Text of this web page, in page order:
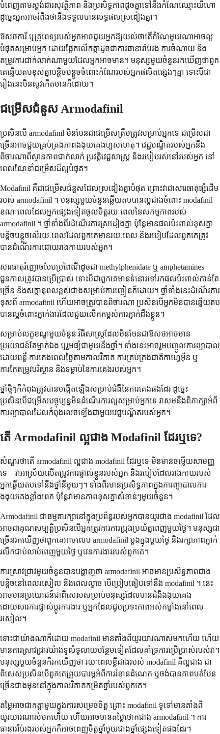
បំពេញតាមស្តង់ដារសុវត្ថិភាព និងប្រសិទ្ធភាពដូចគ្នាទៅនឹងកំណែឈ្មោះយីហោ
ដូច្នេះអ្នកអាចរំពឹងថានឹងទទួលបានលទ្ធផលស្រដៀងគ្នា។
ឱសថការី ឬគ្រូពេទ្យរបស់អ្នកអាចជួយអ្នកឱ្យយល់ថាតើកំណែមួយណាអាចល្អ
បំផុតសម្រាប់អ្នក ដោយផ្អែកលើកត្តាដូចជាការធានារ៉ាប់រង ការចំណាយ និង
តម្រូវការជាក់លាក់ណាមួយដែលអ្នកអាចមាន។ មនុស្សមួយចំនួនរកឃើញថាពួក
គេឆ្លើយតបខុសគ្នាបន្តិចបន្តួចចំពោះកំណែរបស់អ្នកផលិតផ្សេងៗគ្នា ទោះបីជា
រឿងនេះមិនសូវកើតមានក៏ដោយ។
ជម្រើសជំនួស Armodafinil
ប្រសិនបើ armodafinil មិនមែនជាជម្រើសត្រឹមត្រូវសម្រាប់អ្នកទេ ជម្រើសជា
ច្រើនអាចជួយគ្រប់គ្រងភាពងងុយគេងហួសហេតុ។ វេជ្ជបណ្ឌិតរបស់អ្នកនឹង
ពិចារណាពីស្ថានភាពជាក់លាក់ ប្រវត្តិវេជ្ជសាស្ត្រ និងរបៀបរស់នៅរបស់អ្នក នៅ
ពេលណែនាំជម្រើសដ៏ល្អបំផុត។
Modafinil គឺជាជម្រើសជំនួសដែលស្រដៀងគ្នាបំផុត ព្រោះវាជាសារធាតុផ្សំដើម
របស់ armodafinil ។ មនុស្សមួយចំនួនឆ្លើយតបបានល្អជាងចំពោះ modafinil
ខណៈពេលដែលអ្នកផ្សេងទៀតចូលចិត្តរយៈពេលនៃសកម្មភាពរបស់
armodafinil ។ ថ្នាំទាំងពីរដំណើរការស្រដៀងគ្នា ប៉ុន្តែមានផលប៉ះពាល់ខុសគ្នា
បន្តិចបន្តួចលើរយៈពេលដែលពួកគេមានរយៈពេល និងរបៀបដែលពួកគេត្រូវ
បានដំណើរការដោយរាងកាយរបស់អ្នក។
សារធាតុរំញោចបែបប្រពៃណីដូចជា methylphenidate ឬ amphetamines
ជួនកាលត្រូវបានប្រើប្រាស់ ទោះបីជាពួកគេមានទំនោរទៅរកផលប៉ះពាល់កាន់តែ
ច្រើន និងសក្តានុពលខ្ពស់ជាងសម្រាប់ការញៀនក៏ដោយ។ ថ្នាំទាំងនេះដំណើរការ
ខុសពី armodafinil ហើយអាចត្រូវបានពិចារណា ប្រសិនបើអ្នកមិនបានឆ្លើយតប
បានល្អចំពោះភ្នាក់ងារដែលជួយលើកកម្ពស់ការភ្ញាក់ដឹងខ្លួន។
សម្រាប់លក្ខខណ្ឌមួយចំនួន វិធីសាស្រ្តដែលមិនមែនជាឱសថអាចមាន
ប្រយោជន៍តែម្នាក់ឯង ឬរួមផ្សំជាមួយនឹងថ្នាំ។ ទាំងនេះអាចរួមបញ្ចូលការព្យាបាល
ដោយពន្លឺ ការគេងពេលថ្ងៃតាមកាលវិភាគ ការគ្រប់គ្រងជាតិកាហ្វេអ៊ីន ឬ
ការកែតម្រូវបរិស្ថាន និងទម្លាប់នៃការគេងរបស់អ្នក។
ថ្នាំថ្មីៗក៏កំពុងត្រូវបានបង្កើតឡើងសម្រាប់ជំងឺនៃការគេងផងដែរ ដូច្នេះ
ប្រសិនបើជម្រើសបច្ចុប្បន្នមិនដំណើរការល្អសម្រាប់អ្នកទេ វាសមនឹងពិភាក្សាអំពី
ការព្យាបាលដែលកំពុងលេចឡើងជាមួយវេជ្ជបណ្ឌិតរបស់អ្នក។
តើ Armodafinil ល្អជាង Modafinil ដែរឬទេ?
សំណួរថាតើ armodafinil ល្អជាង modafinil ដែរឬទេ មិនមានចម្លើយសាមញ្ញ
ទេ – វាអាស្រ័យលើតម្រូវការផ្ទាល់ខ្លួនរបស់អ្នក និងរបៀបដែលរាងកាយរបស់
អ្នកឆ្លើយតបទៅនឹងថ្នាំនីមួយៗ។ ទាំងពីរមានប្រសិទ្ធភាពក្នុងការព្យាបាលការ
ងងុយគេងខ្លាំងពេក ប៉ុន្តែវាមានភាពខុសគ្នាសំខាន់ៗមួយចំនួន។
Armodafinil ជាធម្មតារក្សានៅក្នុងប្រព័ន្ធរបស់អ្នកបានយូរជាង modafinil ដែល
អាចជាគុណសម្បត្តិប្រសិនបើអ្នកត្រូវការការប្រុងប្រយ័ត្នពេញមួយថ្ងៃ។ មនុស្សជា
ច្រើនរកឃើញថាពួកគេអាចលេប armodafinil ម្តងក្នុងមួយថ្ងៃ និងរក្សាភាពភ្ញាក់
រលឹកជាប់លាប់ពេញមួយថ្ងៃ ឬវេនការងាររបស់ពួកគេ។
ការស្រាវជ្រាវមួយចំនួនបានបង្ហាញថា armodafinil អាចមានប្រសិទ្ធភាពជាង
បន្តិចនៅពេលរសៀល និងពេលល្ងាច បើប្រៀបធៀបទៅនឹង modafinil ។ នេះ
អាចមានប្រយោជន៍ជាពិសេសសម្រាប់មនុស្សដែលមានជំងឺងងុយគេង
ដោយសារការផ្លាស់ប្តូរការងារ ឬអ្នកដែលជួបប្រទះភាពអស់កម្លាំងនៅពេល
រសៀល។
ទោះជាយ៉ាងណាក៏ដោយ modafinil មានតាំងពីយូរយារណាស់មកហើយ ហើយ
មានការស្រាវជ្រាវយ៉ាងទូលំទូលាយបន្ថែមទៀតដែលគាំទ្រការប្រើប្រាស់របស់វា។
មនុស្សមួយចំនួនក៏រកឃើញថា រយៈពេលខ្លីជាងរបស់ modafinil គឺល្អជាង ជា
ពិសេសប្រសិនបើពួកគេព្រួយបារម្ភអំពីការរំខានដំណេក ឬចង់បានភាពបត់បែន
ច្រើនជាងមុននៅក្នុងកាលវិភាគកម្រិតថ្នាំរបស់ពួកគេ។
តម្លៃអាចជាកត្តាមួយក្នុងការសម្រេចចិត្ត ព្រោះ modafinil ទូទៅមានតាំងពី
យូរយារណាស់មកហើយ ហើយអាចមានតម្លៃថោកជាង armodafinil ។ ការ
ធានារ៉ាប់រងរបស់អ្នកក៏អាចពេញចិត្តថ្នាំមួយជាងថ្នាំផ្សេងទៀតផងដែរ។